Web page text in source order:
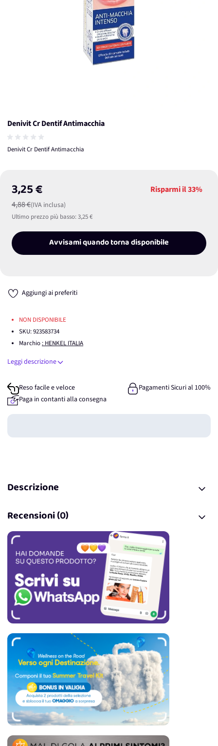
Denivit Cr Dentif Antimacchia
Denivit Cr Dentif Antimacchia
3,25 €
4,88 €(IVA inclusa)
Risparmi il33%
Ultimo prezzo più basso:3,25 €
Avvisami quando torna disponibile
Aggiungi ai preferiti
NON DISPONIBILE
SKU:923583734
Marchio : HENKEL ITALIA
Leggi descrizione
Reso facile e veloce
Pagamenti Sicuri al 100%
Paga in contanti alla consegna
Guadagna
Descrizione
Recensioni (0)